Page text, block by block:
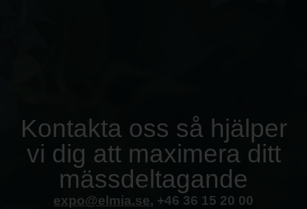
Kontakta oss så hjälper
vi dig att maximera ditt
mässdeltagande
expo@elmia.se, +46 36 15 20 00